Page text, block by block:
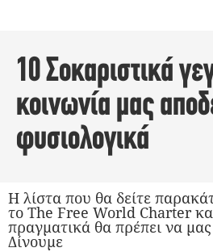
10 Σοκαριστικά
κοινωνία μας
φυσιολογικά
Η λίστα που θα δείτε
το The Free World Charter
πραγματικά θα πρέπει να
Δίνουμε